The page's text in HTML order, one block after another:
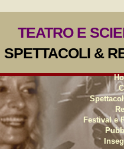
TEATRO E
SPETTACOLI &
Festival e